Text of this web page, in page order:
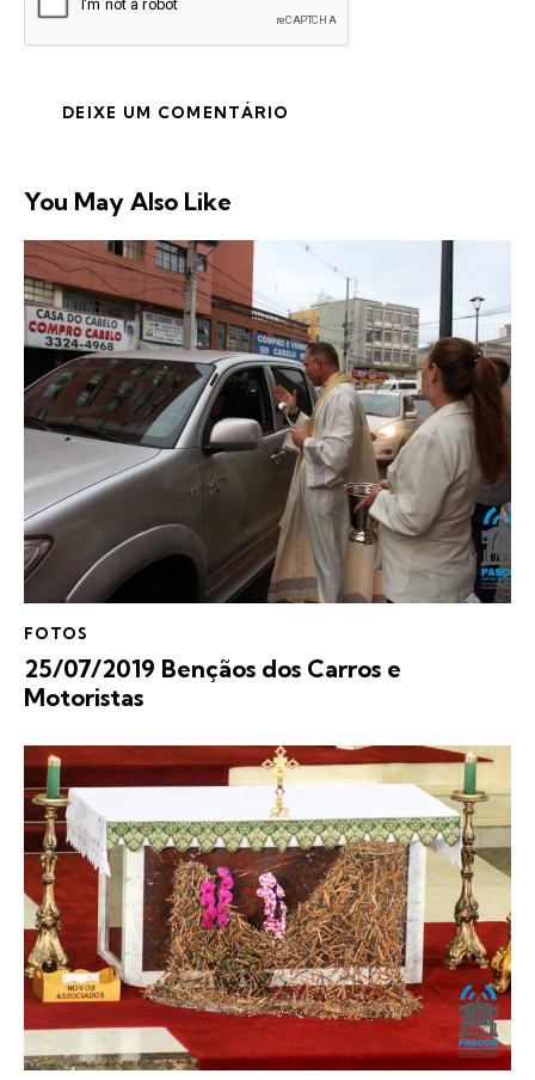
You May Also Like
FOTOS
25/07/2019 Bençãos dos Carros e
Motoristas